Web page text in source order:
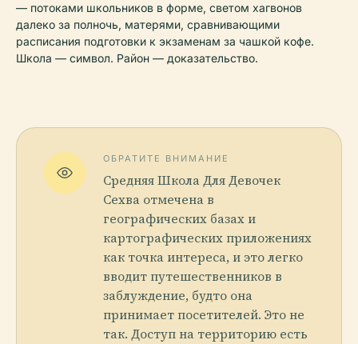
— потоками школьников в форме, светом хагвонов
далеко за полночь, матерями, сравнивающими
расписания подготовки к экзаменам за чашкой кофе.
Школа — символ. Район — доказательство.
ОБРАТИТЕ ВНИМАНИЕ
Средняя Школа Для Девочек
Сехва отмечена в
географических базах и
картографических приложениях
как точка интереса, и это легко
вводит путешественников в
заблуждение, будто она
принимает посетителей. Это не
так. Доступ на территорию есть